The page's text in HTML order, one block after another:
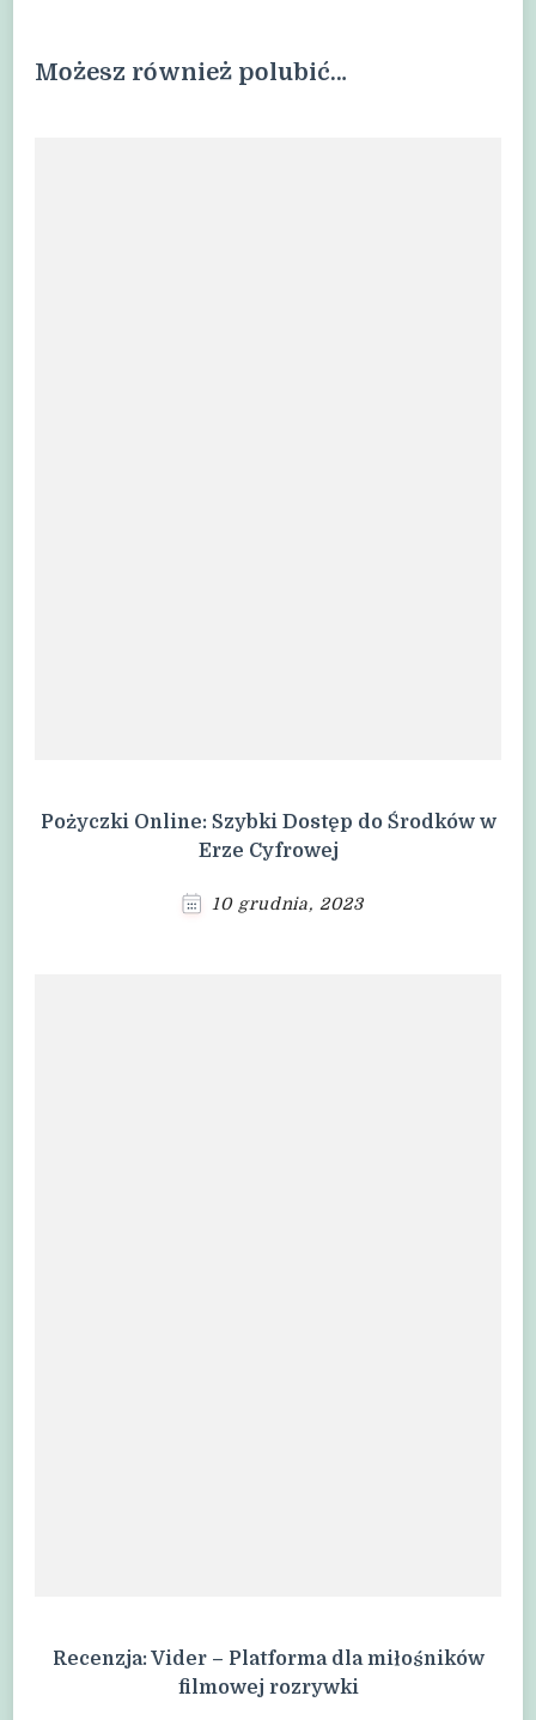
Możesz również polubić…
Pożyczki Online: Szybki Dostęp do Środków w
Erze Cyfrowej
10 grudnia, 2023
Recenzja: Vider – Platforma dla miłośników
filmowej rozrywki